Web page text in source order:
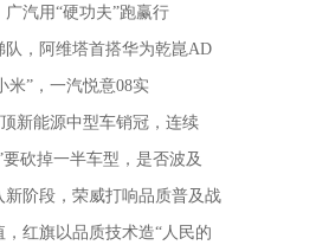
广汽用“硬功夫”跑赢行
队，阿维塔首搭华为乾崑AD
米”，一汽悦意08实
新能源中型车销冠，连续
要砍掉一半车型，是否波及
新阶段，荣威打响品质普及战
红旗以品质技术造“人民的